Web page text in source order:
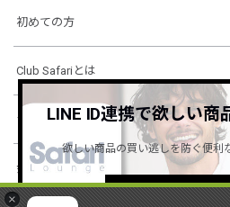
×
初めての方
Club Safariとは
ショッピングガイド
会社概要・規約
LINE ID連携で欲しい商
欲しい商品の買い逃しを防ぐ便利
詳しくはこち